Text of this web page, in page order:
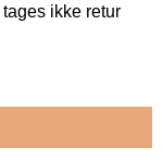
ikke retur